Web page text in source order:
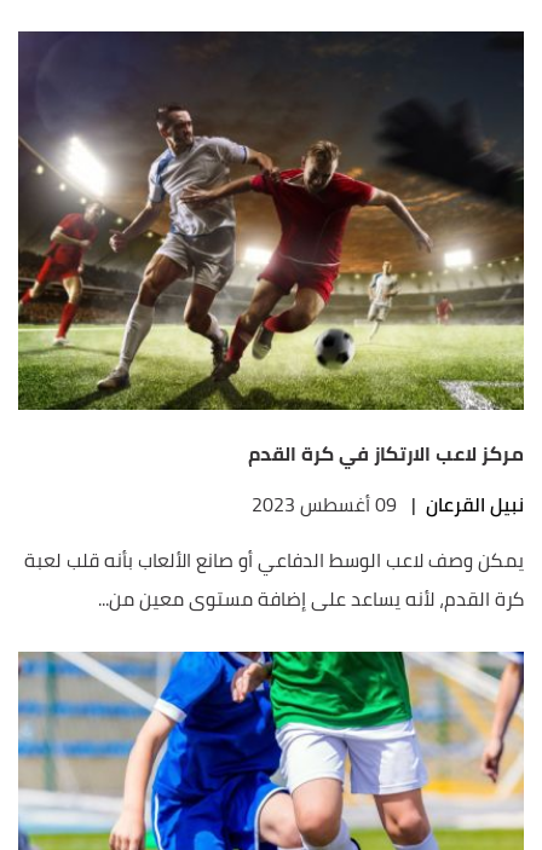
مركز لاعب الارتكاز في كرة القدم
نبيل القرعان | 09 أغسطس 2023
يمكن وصف لاعب الوسط الدفاعي أو صانع الألعاب بأنه قلب لعبة
كرة القدم، لأنه يساعد على إضافة مستوى معين من...